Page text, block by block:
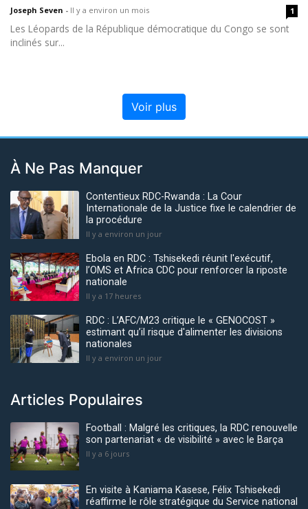
Joseph Seven - Il y a environ un mois 1
Les Léopards de la République démocratique du Congo se sont
inclinés sur...
Voir plus
À Ne Pas Manquer
Contentieux RDC-Rwanda : La Cour
Internationale de la Justice fixe le calendrier de
la procédure
Il y a environ un jour
Ebola en RDC : Tshisekedi réunit l'exécutif,
l’OMS et Africa CDC pour renforcer la riposte
nationale
Il y a 17 heures
RDC : L’AFC/M23 critique le « GENOCOST »
estimant qu’il risque d'alimenter les divisions
nationales
Il y a environ un jour
Articles Populaires
Football : Malgré les critiques, la RDC renouvelle
son partenariat « de visibilité » avec le Barça
Il y a 6 jours
En visite à Kaniama Kasese, Félix Tshisekedi
réaffirme le rôle stratégique du Service national